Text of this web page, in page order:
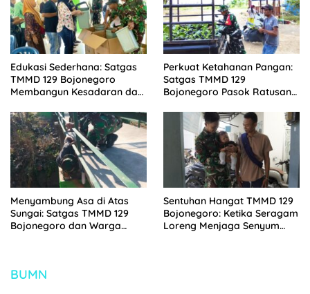
Edukasi Sederhana: Satgas
TMMD 129 Bojonegoro
Membangun Kesadaran dan
di Kesongo
Perkuat Ketahanan Pangan:
Satgas TMMD 129
Bojonegoro Pasok Ratusan
Kesongo
Menyambung Asa di Atas
Sungai: Satgas TMMD 129
Bojonegoro dan Warga
Sentuhan Hangat TMMD 129
Bojonegoro: Ketika Seragam
Loreng Menjaga Senyum
BUMN